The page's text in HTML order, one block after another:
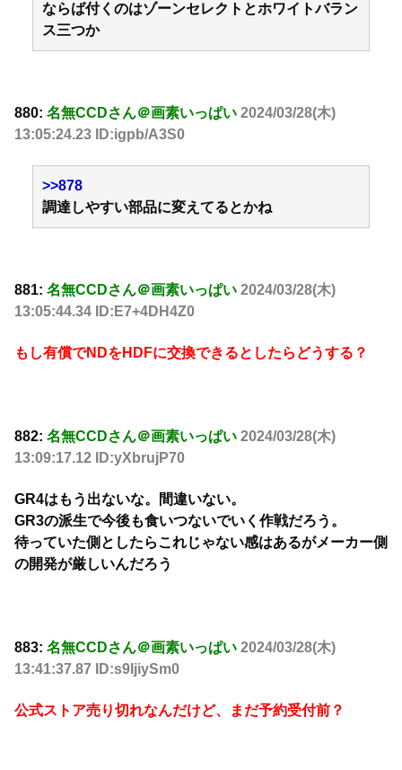
ならば付くのはゾーンセレクトとホワイトバラン
ス三つか
880: 名無CCDさん＠画素いっぱい 2024/03/28(木)
13:05:24.23 ID:igpb/A3S0
>>878
調達しやすい部品に変えてるとかね
881: 名無CCDさん＠画素いっぱい 2024/03/28(木)
13:05:44.34 ID:E7+4DH4Z0
もし有償でNDをHDFに交換できるとしたらどうする？
882: 名無CCDさん＠画素いっぱい 2024/03/28(木)
13:09:17.12 ID:yXbrujP70
GR4はもう出ないな。間違いない。
GR3の派生で今後も食いつないでいく作戦だろう。
待っていた側としたらこれじゃない感はあるがメーカー側
の開発が厳しいんだろう
883: 名無CCDさん＠画素いっぱい 2024/03/28(木)
13:41:37.87 ID:s9IjiySm0
公式ストア売り切れなんだけど、まだ予約受付前？